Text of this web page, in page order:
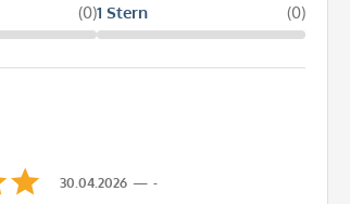
(0)1 Stern (0)
-
30.04.2026